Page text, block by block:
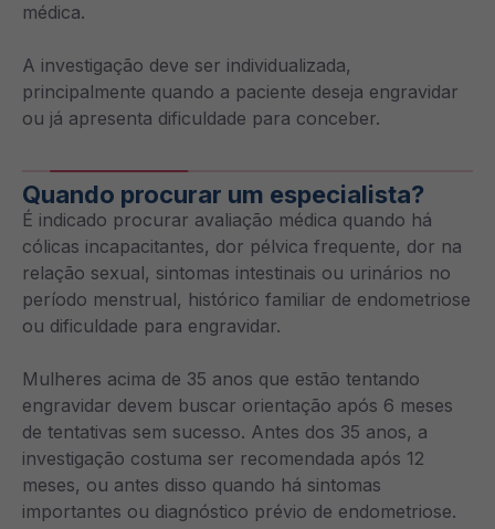
médica.
A investigação deve ser individualizada,
principalmente quando a paciente deseja engravidar
ou já apresenta dificuldade para conceber.
Quando procurar um especialista?
É indicado procurar avaliação médica quando há
cólicas incapacitantes, dor pélvica frequente, dor na
relação sexual, sintomas intestinais ou urinários no
período menstrual, histórico familiar de endometriose
ou dificuldade para engravidar.
Mulheres acima de 35 anos que estão tentando
engravidar devem buscar orientação após 6 meses
de tentativas sem sucesso. Antes dos 35 anos, a
investigação costuma ser recomendada após 12
meses, ou antes disso quando há sintomas
importantes ou diagnóstico prévio de endometriose.